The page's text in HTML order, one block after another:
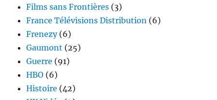
Films sans Frontières (3)
France Télévisions Distribution (6)
Frenezy(6)
Gaumont (25)
Guerre (91)
HBO (6)
Histoire (42)